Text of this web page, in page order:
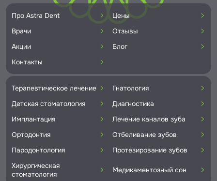
Про Astra Dent
Цены
Врачи
Отзывы
Акции
Блог
Контакты
Терапевтическое лечение
Гнатология
Детская стоматология
Диагностика
Имплантация
Лечение каналов зуба
Ортодонтия
Отбеливание зубов
Пародонтология
Протезирование зубов
Хирургическая
стоматология
Медикаментозный сон